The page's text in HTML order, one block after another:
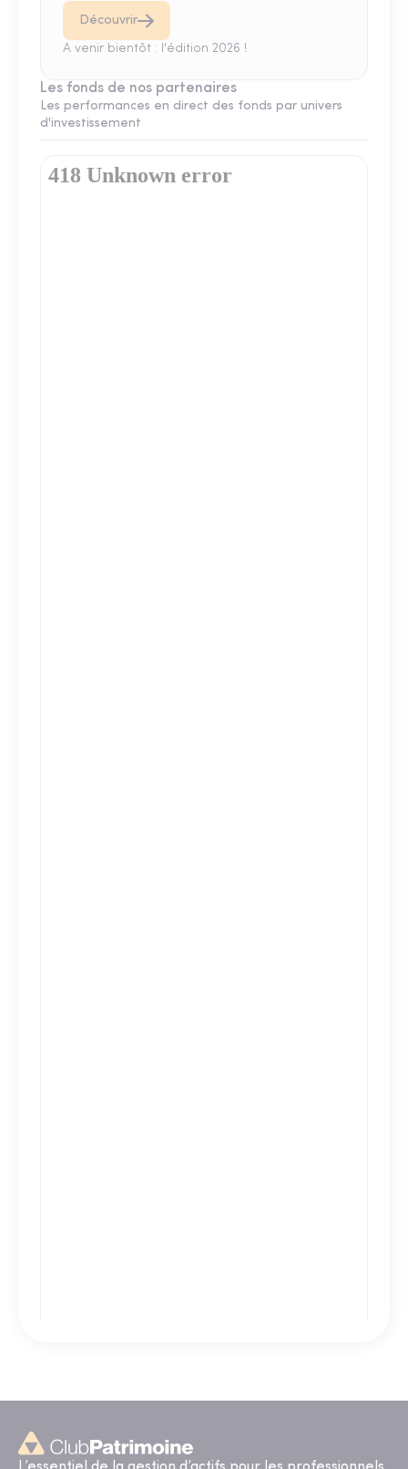
Découvrir
A venir bientôt : l'édition 2026 !
Les fonds de nos partenaires
Les performances en direct des fonds par univers
d'investissement